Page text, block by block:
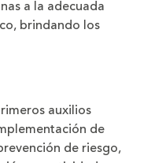
a la adecuada
brindando los
auxilios
de
de riesgo,